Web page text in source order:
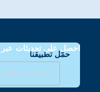
حمّل تطبيقنا
احصل على تحديثات عبر